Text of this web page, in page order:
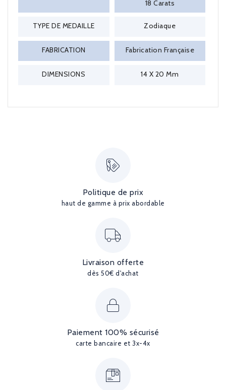
18 Carats
TYPE DE MEDAILLE Zodiaque
FABRICATION Fabrication Française
DIMENSIONS 14 X 20 Mm
Politique de prix
haut de gamme à prix abordable
Livraison offerte
dès 50€ d'achat
Paiement 100% sécurisé
carte bancaire et 3x-4x